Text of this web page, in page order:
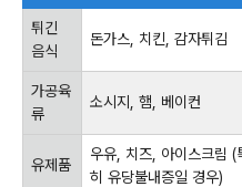
튀긴
음식
돈가스, 치킨, 감자튀김
가공육
류
소시지, 햄, 베이컨
유제품
우유, 치즈, 아이스크림 (
히 유당불내증일 경우)